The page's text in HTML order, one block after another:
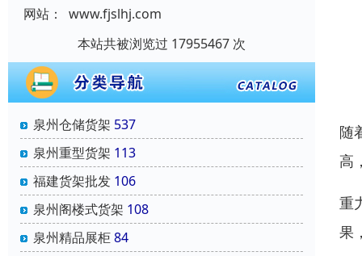
网站：
www.fjslhj.com
本站共被浏览过 17955467 次
泉州仓储货架 537
泉州重型货架 113
福建货架批发 106
泉州阁楼式货架 108
泉州精品展柜84
随
高
重
果